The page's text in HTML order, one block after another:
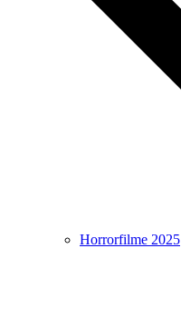
Horrorfilme 2025